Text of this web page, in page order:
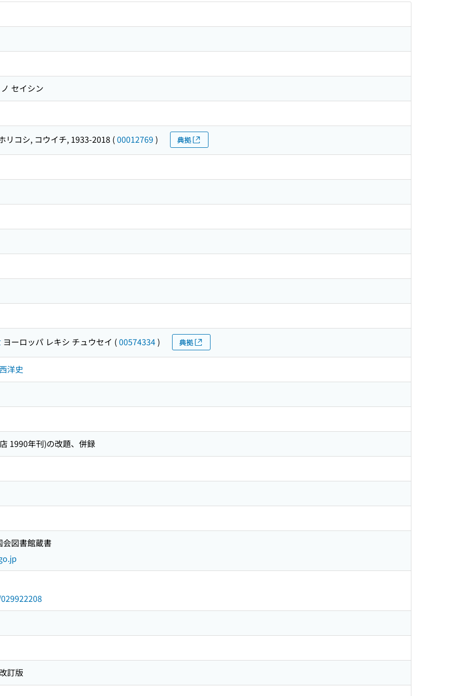
セイシン
リコシ, コウイチ, 1933-2018 (00012769 ) 典拠
ヨーロッパ レキシ チュウセイ (00574334) 典拠
洋史
1990年刊)の改題、併録
会図書館蔵書
訂版